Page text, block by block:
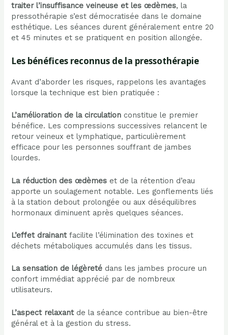
traiter l’insuffisance veineuse et les œdèmes, la
pressothérapie s’est démocratisée dans le domaine
esthétique. Les séances durent généralement entre 20
et 45 minutes et se pratiquent en position allongée.
Les bénéfices reconnus de la pressothérapie
Avant d’aborder les risques, rappelons les avantages
lorsque la technique est bien pratiquée :
L’amélioration de la circulation constitue le premier
bénéfice. Les compressions successives relancent le
retour veineux et lymphatique, particulièrement
efficace pour les personnes souffrant de jambes
lourdes.
La réduction des œdèmes et de la rétention d’eau
apporte un soulagement notable. Les gonflements liés
à la station debout prolongée ou aux déséquilibres
hormonaux diminuent après quelques séances.
L’effet drainantfacilite l’élimination des toxines et
déchets métaboliques accumulés dans les tissus.
La sensation de légèreté dans les jambes procure un
confort immédiat apprécié par de nombreux
utilisateurs.
L’aspect relaxantde la séance contribue au bien-être
général et à la gestion du stress.